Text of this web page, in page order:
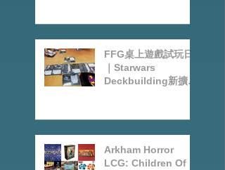
FFG桌上遊戲試玩日
｜Starwars
Deckbuilding新擴充
INVESTIGATOR
deck
Arkham Horror
LCG: Children Of